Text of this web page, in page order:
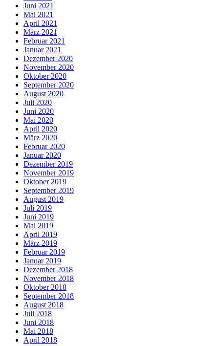
Juni 2021
Mai 2021
April 2021
März 2021
Februar 2021
Januar 2021
Dezember 2020
November 2020
Oktober 2020
September 2020
August 2020
Juli 2020
Juni 2020
Mai 2020
April 2020
März 2020
Februar 2020
Januar 2020
Dezember 2019
November 2019
Oktober 2019
September 2019
August 2019
Juli 2019
Juni 2019
Mai 2019
April 2019
März 2019
Februar 2019
Januar 2019
Dezember 2018
November 2018
Oktober 2018
September 2018
August 2018
Juli 2018
Juni 2018
Mai 2018
April 2018